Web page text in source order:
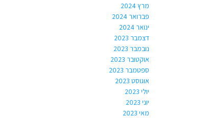
מרץ 2024
פברואר 2024
ינואר 2024
דצמבר 2023
נובמבר 2023
אוקטובר 2023
ספטמבר 2023
אוגוסט 2023
יולי 2023
יוני 2023
מאי 2023